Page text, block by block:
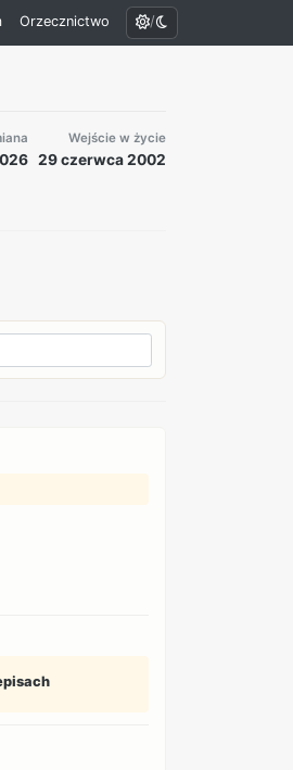
Orzecznictwo /
Wejście w życie
29 czerwca 2002